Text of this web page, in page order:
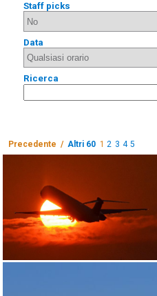
Staff picks
Data
Ricerca
Precedente / Altri 60 1 2 3 4 5